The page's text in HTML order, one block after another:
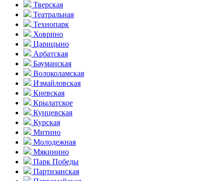
Тверская
Театральная
Технопарк
Ховрино
Царицыно
Арбатская
Бауманская
Волоколамская
Измайловская
Киевская
Крылатское
Кунцевская
Курская
Митино
Молодежная
Мякинино
Парк Победы
Партизанская